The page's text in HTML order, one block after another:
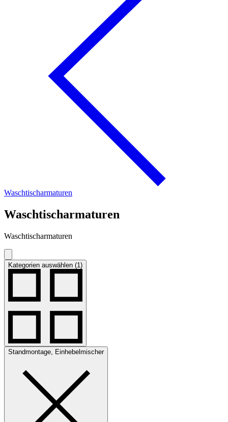
Waschtischarmaturen
Waschtischarmaturen
Waschtischarmaturen
Kategorien auswählen (1)
Standmontage, Einhebelmischer